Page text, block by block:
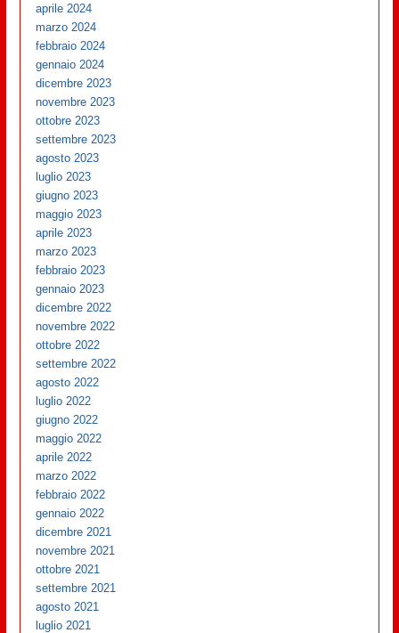
aprile 2024
marzo 2024
febbraio 2024
gennaio 2024
dicembre 2023
novembre 2023
ottobre 2023
settembre 2023
agosto 2023
luglio 2023
giugno 2023
maggio 2023
aprile 2023
marzo 2023
febbraio 2023
gennaio 2023
dicembre 2022
novembre 2022
ottobre 2022
settembre 2022
agosto 2022
luglio 2022
giugno 2022
maggio 2022
aprile 2022
marzo 2022
febbraio 2022
gennaio 2022
dicembre 2021
novembre 2021
ottobre 2021
settembre 2021
agosto 2021
luglio 2021